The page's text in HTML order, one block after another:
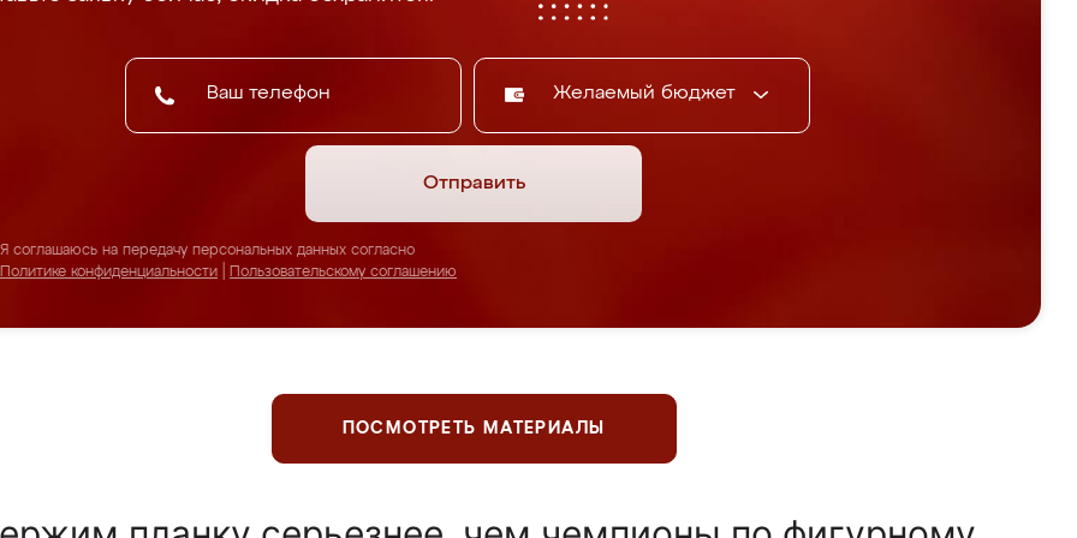
Желаемый бюджет
Отправить
Я соглашаюсь на передачу персональных данных согласно
Политике конфиденциальности
Пользовательскому соглашению
ПОСМОТРЕТЬ МАТЕРИАЛЫ